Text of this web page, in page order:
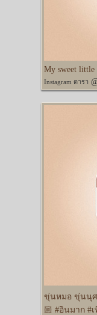
My sweet little
Instagram ดารา
ขุ่นหมอ ขุ่นนุศ
🏼 #อินมาก #